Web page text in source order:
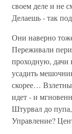
своем деле и не
Делаешь - так
Они наверно
Переживали
проходную, дачи
усадить
скорее…
идет - и
Штурвал до
Управление?